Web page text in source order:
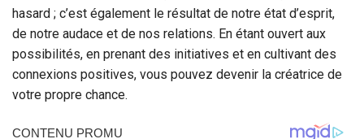
hasard ; c’est également le résultat de notre état d’esprit,
de notre audace et de nos relations. En étant ouvert aux
possibilités, en prenant des initiatives et en cultivant des
connexions positives, vous pouvez devenir la créatrice de
votre propre chance.